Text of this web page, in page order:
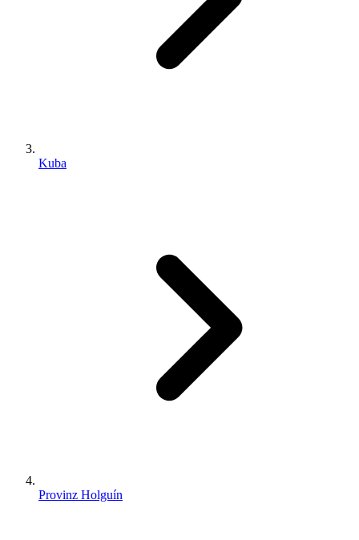
Kuba
Provinz Holguín